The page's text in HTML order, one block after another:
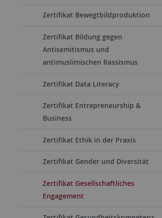
Zertifikat Bewegtbildproduktion
Zertifikat Bildung gegen
Antisemitismus und
antimuslimischen Rassismus
Zertifikat Data Literacy
Zertifikat Entrepreneurship &
Business
Zertifikat Ethik in der Praxis
Zertifikat Gender und Diversität
Zertifikat Gesellschaftliches
Engagement